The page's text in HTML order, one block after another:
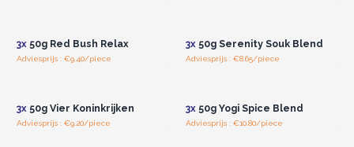
3x50g Red Bush Relax
Adviesprijs : €9.40/piece
3x50g Serenity Souk Blend
Adviesprijs : €8.65/piece
3x50g Vier Koninkrijken
Adviesprijs : €9.20/piece
3x50g Yogi Spice Blend
Adviesprijs : €10.80/piece